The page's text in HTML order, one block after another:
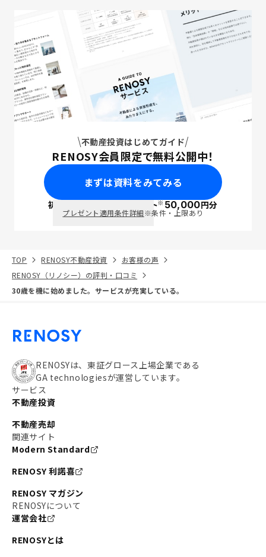
不動産投資はじめてガイド
RENOSY会員限定で無料公開中！
まずは資料をみてみる
初回面談で ポイント※50,000円分
プレゼント適用条件詳細※条件・上限あり
TOP RENOSY不動産投資
お客様の声
RENOSY（リノシー）の評判・口コミ
30歳を機に始めました。サービスが充実している。
RENOSYは、東証グロース上場企業である
GA technologiesが運営しています。
サービス
不動産投資
不動産売却
関連サイト
Modern Standard
RENOSY 利諾喜
RENOSY マガジン
RENOSYについて
運営会社
RENOSYとは